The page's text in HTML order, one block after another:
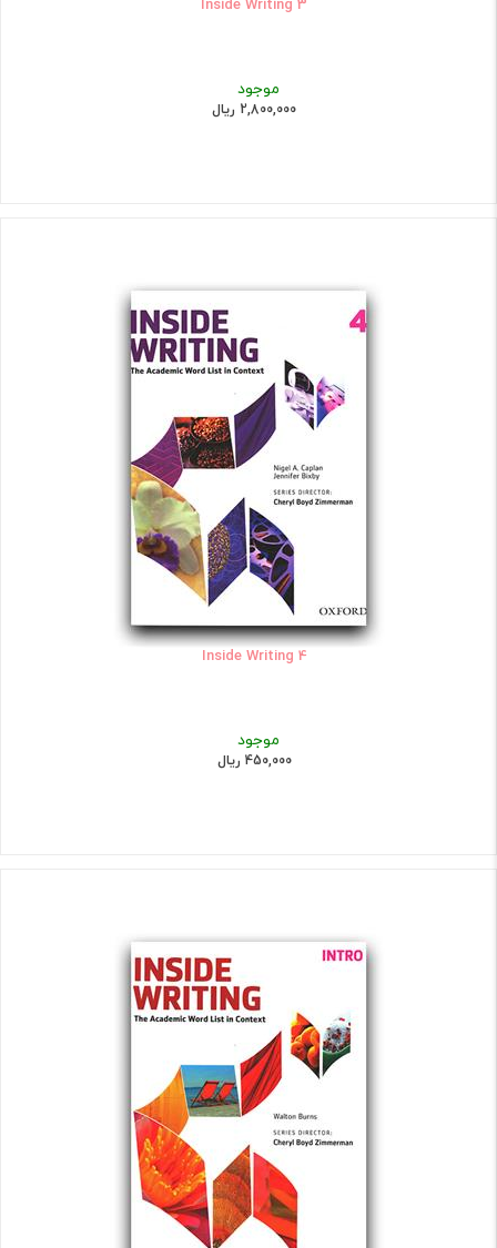
موجود
2,800,000 ریال
Inside Writing 4
موجود
450,000 ریال